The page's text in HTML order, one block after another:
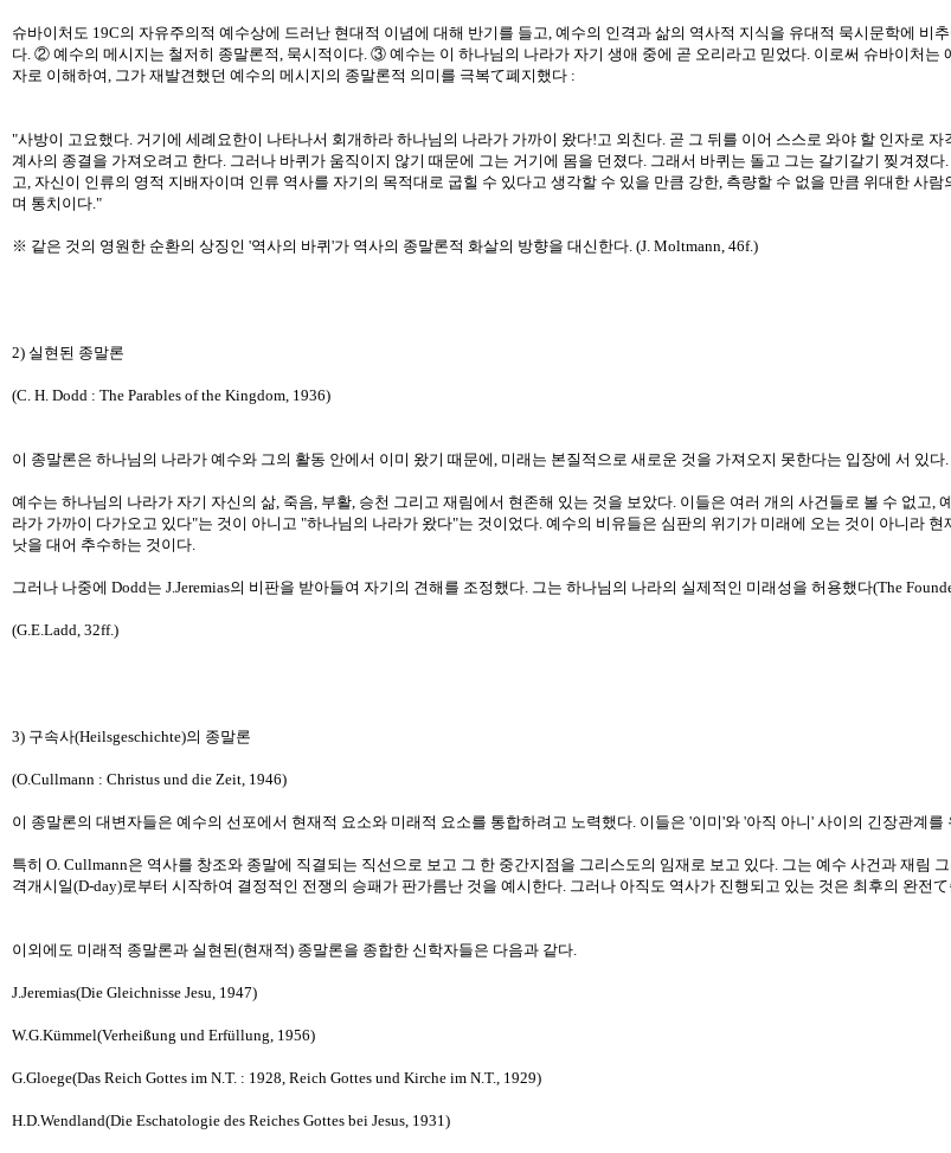
슈바이처도 19C의 자유주의적 예수상에 드러난 현대적 이념에 대해 반기를 들고, 예수의 인격과 삶의 역사적 지식을 유대적 묵시문학에
다. ② 예수의 메시지는 철저히 종말론적, 묵시적이다. ③ 예수는 이 하나님의 나라가 자기 생애 중에 곧 오리라고 믿었다. 이로써 슈바이처
자로 이해하여, 그가 재발견했던 예수의 메시지의 종말론적 의미를 극복て폐지했다 :
"사방이 고요했다. 거기에 세례요한이 나타나서 회개하라 하나님의 나라가 가까이 왔다!고 외친다. 곧 그 뒤를 이어 스스로 와야 할 인자로
계사의 종결을 가져오려고 한다. 그러나 바퀴가 움직이지 않기 때문에 그는 거기에 몸을 던졌다. 그래서 바퀴는 돌고 그는 갈기갈기 찢겨졌
고, 자신이 인류의 영적 지배자이며 인류 역사를 자기의 목적대로 굽힐 수 있다고 생각할 수 있을 만큼 강한, 측량할 수 없을 만큼 위대한 사
며 통치이다."
※ 같은 것의 영원한 순환의 상징인 '역사의 바퀴'가 역사의 종말론적 화살의 방향을 대신한다. (J. Moltmann, 46f.)
2) 실현된 종말론
(C. H. Dodd : The Parables of the Kingdom, 1936)
이 종말론은 하나님의 나라가 예수와 그의 활동 안에서 이미 왔기 때문에, 미래는 본질적으로 새로운 것을 가져오지 못한다는 입장에 서 있
예수는 하나님의 나라가 자기 자신의 삶, 죽음, 부활, 승천 그리고 재림에서 현존해 있는 것을 보았다. 이들은 여러 개의 사건들로 볼 수 없
라가 가까이 다가오고 있다"는 것이 아니고 "하나님의 나라가 왔다"는 것이었다. 예수의 비유들은 심판의 위기가 미래에 오는 것이 아니라
낫을 대어 추수하는 것이다.
그러나 나중에 Dodd는 J.Jeremias의 비판을 받아들여 자기의 견해를 조정했다. 그는 하나님의 나라의 실제적인 미래성을 허용했다(The
(G.E.Ladd, 32ff.)
3) 구속사(Heilsgeschichte)의 종말론
(O.Cullmann : Christus und die Zeit, 1946)
이 종말론의 대변자들은 예수의 선포에서 현재적 요소와 미래적 요소를 통합하려고 노력했다. 이들은 '이미'와 '아직 아니' 사이의 긴장관계를
특히 O. Cullmann은 역사를 창조와 종말에 직결되는 직선으로 보고 그 한 중간지점을 그리스도의 임재로 보고 있다. 그는 예수 사건과 재림
격개시일(D-day)로부터 시작하여 결정적인 전쟁의 승패가 판가름난 것을 예시한다. 그러나 아직도 역사가 진행되고 있는 것은 최후의 완전
이외에도 미래적 종말론과 실현된(현재적) 종말론을 종합한 신학자들은 다음과 같다.
J.Jeremias(Die Gleichnisse Jesu, 1947)
W.G.Kümmel(Verheißung und Erfüllung, 1956)
G.Gloege(Das Reich Gottes im N.T. : 1928, Reich Gottes und Kirche im N.T., 1929)
H.D.Wendland(Die Eschatologie des Reiches Gottes bei Jesus, 1931)